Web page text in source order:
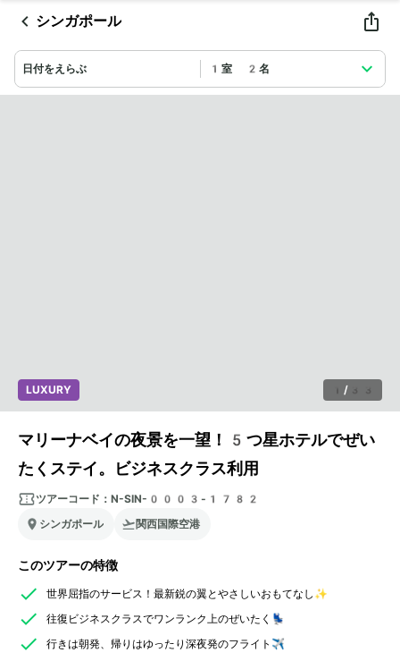
シンガポール
日付をえらぶ 1室 2名
1 / 33
LUXURY
マリーナベイの夜景を一望！5つ星ホテルでぜい
たくステイ。ビジネスクラス利用
ツアーコード： N-SIN-0003-1782
シンガポール
関西国際空港
このツアーの特徴
世界屈指のサービス！最新鋭の翼とやさしいおもてなし✨
往復ビジネスクラスでワンランク上のぜいたく💺
行きは朝発、帰りはゆったり深夜発のフライト✈️